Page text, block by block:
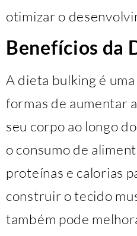
otimizar o
Benefícios da
A dieta bulking é
formas de aumentar
seu corpo ao longo
o consumo de
proteínas e calorias
construir o tecido
também pode